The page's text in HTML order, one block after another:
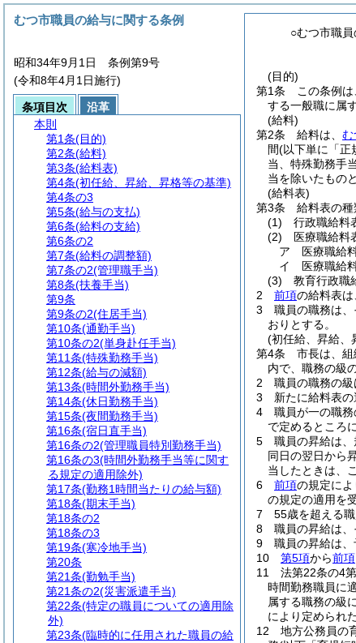
○むつ市職
(目的)
第1条
この条例
する一般職に属
(給料)
第2条
給料は、 む
間(以下単に「正
当、特殊勤務手
当を除いたもの
(給料表)
第3条
給料表の
(1)
行政職給料
(2)
医療職給料
ア
医療職給
イ
医療職給
(3)
教育行政職
2
前項の給料表は
3
職員の職務は
おりとする。
(初任給、昇給、
第4条
市長は、
内で、職務の級
2
職員の職務の級
3
新たに給料表
4
職員が一の職
で定めるところ
5
職員の昇給は
同日の翌日から
当したときは、
6
前項の規定によ
の規定の適用を
7
55歳を超える
8
職員の昇給は
9
職員の昇給は、
10
第5項から前項
11
法第22条の4
時間勤務職員に
属する職務の級
により定められ
12
地方公務員の
むつ市職員の給与に関する条例
昭和34年9月1日 条例第9号
(令和8年4月1日施行)
条項目次
沿革
本則
第1条(目的)
第2条(給料)
第3条(給料表)
第4条(初任給、昇給、昇格等の基準)
第4条の3
第5条(給与の支払)
第6条(給料の支給)
第6条の2
第7条(給料の調整額)
第7条の2(管理職手当)
第8条(扶養手当)
第9条
第9条の2(住居手当)
第10条(通勤手当)
第10条の2(単身赴任手当)
第11条(特殊勤務手当)
第12条(給与の減額)
第13条(時間外勤務手当)
第14条(休日勤務手当)
第15条(夜間勤務手当)
第16条(宿日直手当)
第16条の2(管理職員特別勤務手当)
第16条の3(時間外勤務手当等に関す
る規定の適用除外)
第17条(勤務1時間当たりの給与額)
第18条(期末手当)
第18条の2
第18条の3
第19条(寒冷地手当)
第20条
第21条(勤勉手当)
第21条の2(災害派遣手当)
第22条(特定の職員についての適用除
外)
第23条(臨時的に任用された職員の給